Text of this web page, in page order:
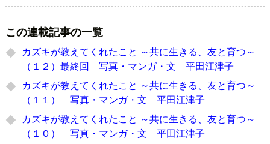
この連載記事の一覧
カズキが教えてくれたこと ～共に生きる、友と育つ～
（１２）最終回 写真・マンガ・文 平田江津子
カズキが教えてくれたこと ～共に生きる、友と育つ～
（１１） 写真・マンガ・文 平田江津子
カズキが教えてくれたこと ～共に生きる、友と育つ～
（１０） 写真・マンガ・文 平田江津子